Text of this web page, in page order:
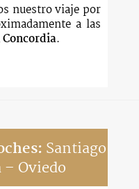
nuestro viaje por
a las
.
Santiago
Oviedo